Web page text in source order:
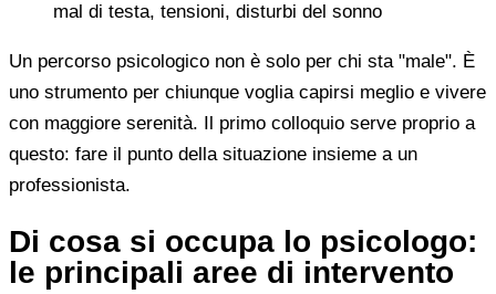
mal di testa, tensioni, disturbi del sonno
Un percorso psicologico non è solo per chi sta "male". È
uno strumento per chiunque voglia capirsi meglio e vivere
con maggiore serenità. Il primo colloquio serve proprio a
questo: fare il punto della situazione insieme a un
professionista.
Di cosa si occupa lo psicologo:
le principali aree di intervento